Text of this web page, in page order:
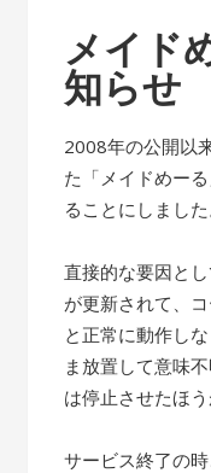
メイド
知らせ
2008年の公開以
た「メイドめー
ることにしました
直接的な要因と
が更新されて、
と正常に動作し
ま放置して意味
は停止させたほ
サービス終了の